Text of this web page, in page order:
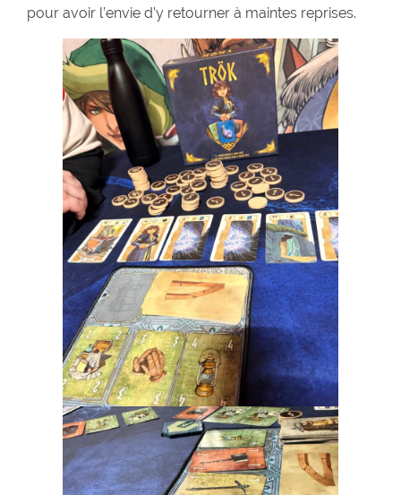
pour avoir l’envie d’y retourner à maintes reprises.